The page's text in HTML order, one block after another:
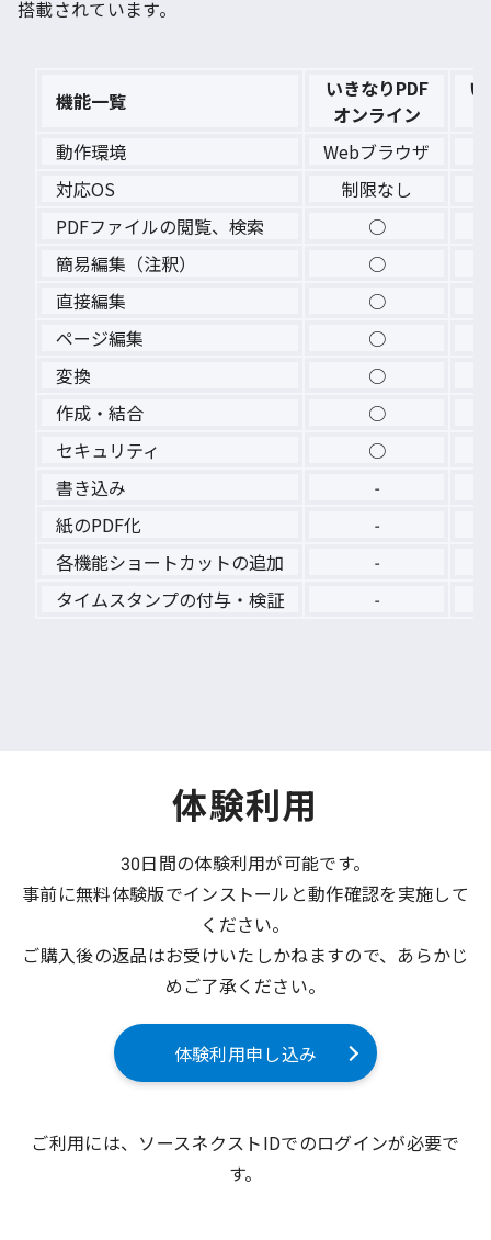
機能一覧
いきなりPDF
オンライン
動作環境
Webブラウザ
対応OS
制限なし
PDFファイルの閲覧、検索
○
簡易編集（注釈）
○
直接編集
○
ページ編集
○
変換
○
作成・結合
○
セキュリティ
○
書き込み
-
紙のPDF化
-
各機能ショートカットの追加
-
タイムスタンプの付与・検証
-
搭載されています。
体験利用
30日間の体験利用が可能です。
事前に無料体験版でインストールと動作確認を実施して
ください。
ご購入後の返品はお受けいたしかねますので、あらかじ
めご了承ください。
体験利用申し込み
ご利用には、ソースネクストIDでのログインが必要で
す。